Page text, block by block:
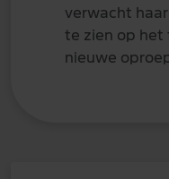
verwacht
te zien op het
nieuwe